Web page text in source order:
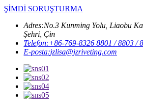
ŞİMDİ SORUŞTURMA
Adres:No.3 Kunming Yolu, Liaobu
Şehri, Çin
Telefon:+86-769-8326 8801 / 8803 /
E-posta:jzlisa@jzriveting.com